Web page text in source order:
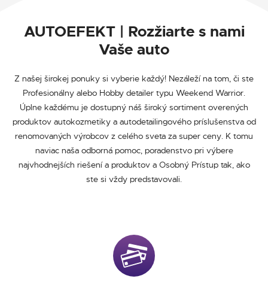
AUTOEFEKT | Rozžiarte s nami
Vaše auto
Z našej širokej ponuky si vyberie každý! Nezáleží na tom, či ste
Profesionálny alebo Hobby detailer typu Weekend Warrior.
Úplne každému je dostupný náš široký sortiment overených
produktov autokozmetiky a autodetailingového príslušenstva od
renomovaných výrobcov z celého sveta za super ceny. K tomu
naviac naša odborná pomoc, poradenstvo pri výbere
najvhodnejších riešení a produktov a Osobný Prístup tak, ako
ste si vždy predstavovali.